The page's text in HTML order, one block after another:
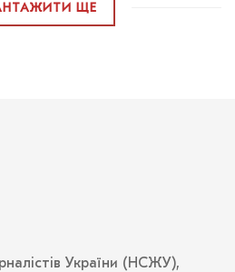
ЩЕ
України (НСЖУ),